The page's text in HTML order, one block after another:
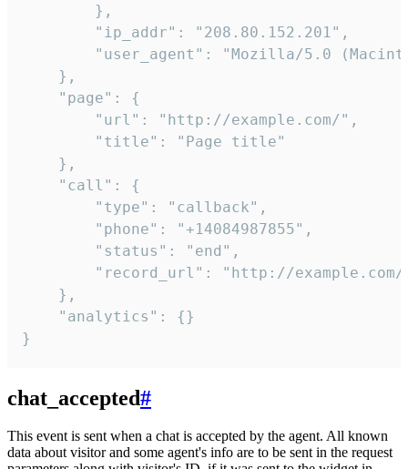
        },
        "ip_addr": "208.80.152.201",
"user_agent": "Mozilla/5.0
    },
    "page": {
        "url": "http://example.com/",
        "title": "Page title"
    },
    "call": {
        "type": "callback",
        "phone": "+14084987855",
        "status": "end",
"record_url": "http://
    },
    "analytics": {}
}
chat_accepted#
This event is sent when a chat is accepted by the agent. All known
data about visitor and some agent's info are to be sent in the request